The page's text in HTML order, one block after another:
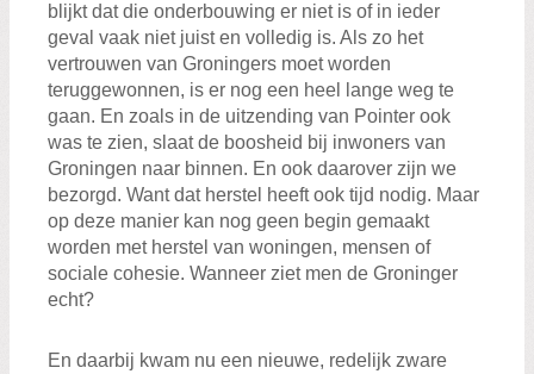
blijkt dat die onderbouwing er niet is of in ieder
geval vaak niet juist en volledig is. Als zo het
vertrouwen van Groningers moet worden
teruggewonnen, is er nog een heel lange weg te
gaan. En zoals in de uitzending van Pointer ook
was te zien, slaat de boosheid bij inwoners van
Groningen naar binnen. En ook daarover zijn we
bezorgd. Want dat herstel heeft ook tijd nodig. Maar
op deze manier kan nog geen begin gemaakt
worden met herstel van woningen, mensen of
sociale cohesie. Wanneer ziet men de Groninger
echt?
En daarbij kwam nu een nieuwe, redelijk zware